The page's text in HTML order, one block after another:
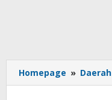
Homepage » Daerah